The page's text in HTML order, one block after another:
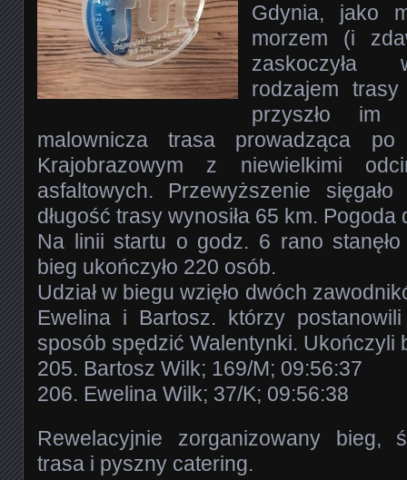
Gdynia, jako
morzem (i
zaskoczyła
rodzajem
przyszło im
malownicza trasa prowadząca po
Krajobrazowym z niewielkimi
asfaltowych. Przewyższenie
długość trasy wynosiła 65 km. Pogoda
Na linii startu o godz. 6 rano
bieg ukończyło 220 osób.
Udział w biegu wzięło dwóch
Ewelina i Bartosz. którzy
sposób spędzić Walentynki. Ukończyli
205. Bartosz Wilk; 169/M; 09:56:37
206. Ewelina Wilk; 37/K; 09:56:38
Rewelacyjnie zorganizowany bieg,
trasa i pyszny catering.